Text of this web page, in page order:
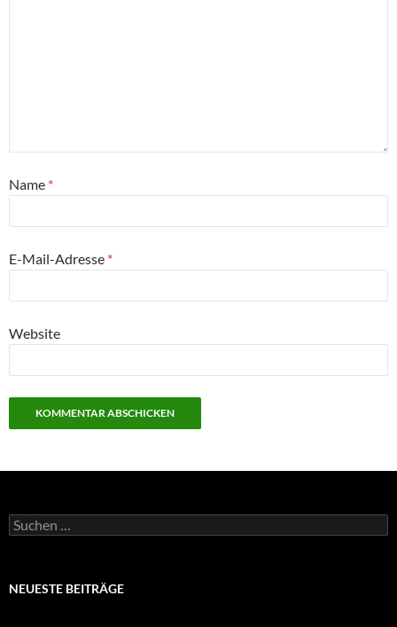
Name *
E-Mail-Adresse *
Website
Suchen
nach:
NEUESTE BEITRÄGE